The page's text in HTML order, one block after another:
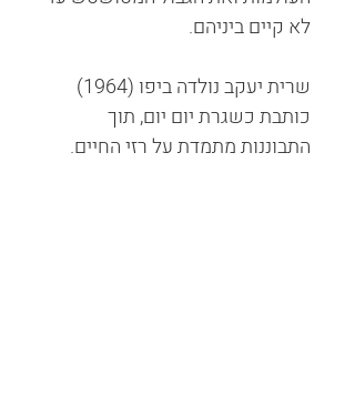
לא קיים ביניהם.
שרית יעקב נולדה ביפו (1964)
כותבת כשגרת יום יום, תוך
התבוננות מתמדת על רזי החיים.